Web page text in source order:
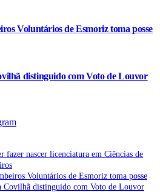
Voluntários de Esmoriz toma posse
distinguido com Voto de Louvor
fazer nascer licenciatura em Ciências de
Voluntários de Esmoriz toma posse
Covilhã distinguido com Voto de Louvor